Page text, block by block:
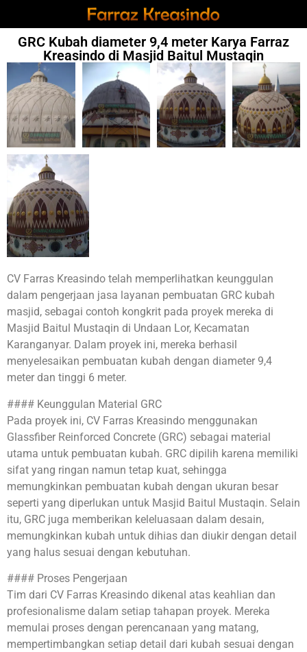
GRC Kubah diameter 9,4 meter Karya Farraz
Kreasindo di Masjid Baitul Mustaqin
CV Farras Kreasindo telah memperlihatkan keunggulan
dalam pengerjaan jasa layanan pembuatan GRC kubah
masjid, sebagai contoh kongkrit pada proyek mereka di
Masjid Baitul Mustaqin di Undaan Lor, Kecamatan
Karanganyar. Dalam proyek ini, mereka berhasil
menyelesaikan pembuatan kubah dengan diameter 9,4
meter dan tinggi 6 meter.
#### Keunggulan Material GRC
Pada proyek ini, CV Farras Kreasindo menggunakan
Glassfiber Reinforced Concrete (GRC) sebagai material
utama untuk pembuatan kubah. GRC dipilih karena memiliki
sifat yang ringan namun tetap kuat, sehingga
memungkinkan pembuatan kubah dengan ukuran besar
seperti yang diperlukan untuk Masjid Baitul Mustaqin. Selain
itu, GRC juga memberikan keleluasaan dalam desain,
memungkinkan kubah untuk dihias dan diukir dengan detail
yang halus sesuai dengan kebutuhan.
#### Proses Pengerjaan
Tim dari CV Farras Kreasindo dikenal atas keahlian dan
profesionalisme dalam setiap tahapan proyek. Mereka
memulai proses dengan perencanaan yang matang,
mempertimbangkan setiap detail dari kubah sesuai dengan